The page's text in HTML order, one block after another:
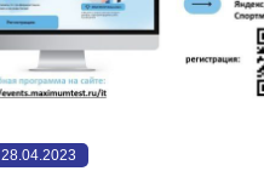
28.04.2023